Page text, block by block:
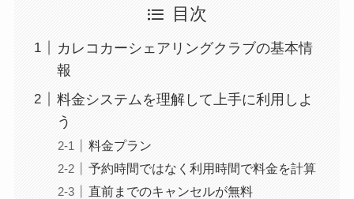
目次
カレコカーシェアリングクラブの基本情
報
料金システムを理解して上手に利用しよ
う
料金プラン
予約時間ではなく利用時間で料金を計算
直前までのキャンセルが無料